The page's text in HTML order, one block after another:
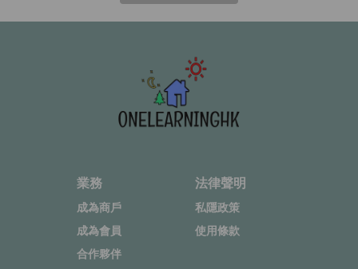
業務
成為商戶
成為會員
合作夥伴
法律聲明
私隱政策
使用條款